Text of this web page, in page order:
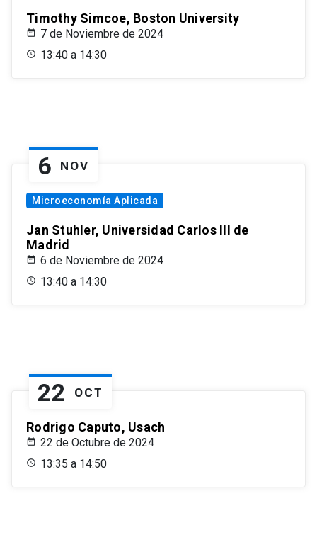
Timothy Simcoe, Boston University
7 de Noviembre de 2024
13:40 a 14:30
6 NOV
Microeconomía Aplicada
Jan Stuhler, Universidad Carlos III de
Madrid
6 de Noviembre de 2024
13:40 a 14:30
22 OCT
Rodrigo Caputo, Usach
22 de Octubre de 2024
13:35 a 14:50